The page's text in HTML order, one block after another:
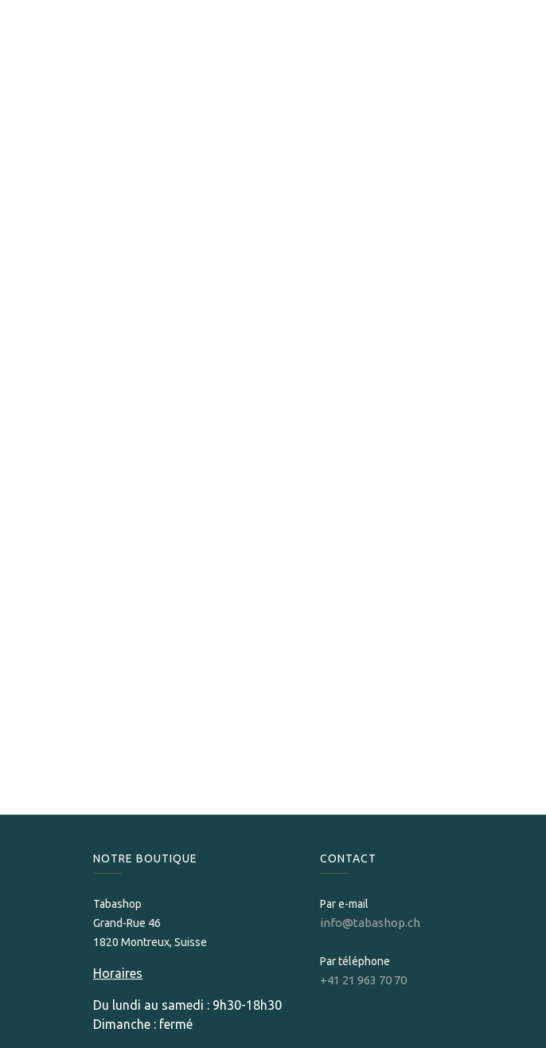
NOTRE BOUTIQUE
Tabashop
Grand-Rue 46
1820 Montreux, Suisse
Horaires
Du lundi au samedi : 9h30-18h30
Dimanche : fermé
CONTACT
Par e-mail
info@tabashop.ch
Par téléphone
+41 21 963 70 70